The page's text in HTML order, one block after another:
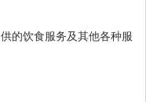
的饮食服务及其他各种服